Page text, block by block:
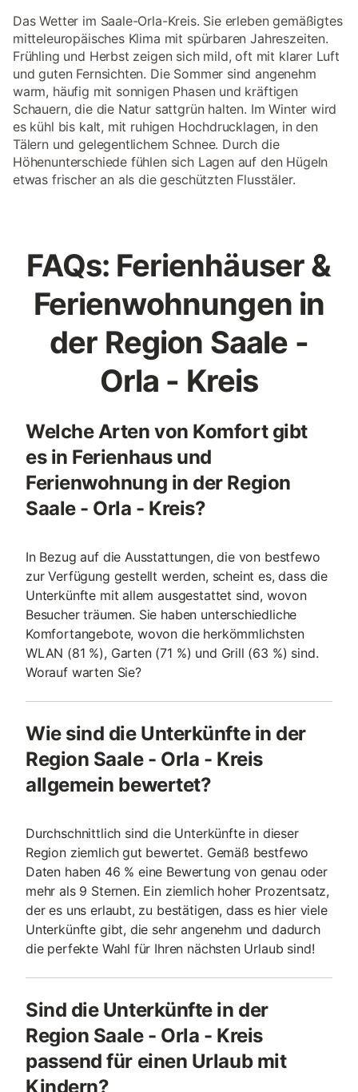
Das Wetter im Saale-Orla-Kreis. Sie erleben gemäßigtes
mitteleuropäisches Klima mit spürbaren Jahreszeiten.
Frühling und Herbst zeigen sich mild, oft mit klarer Luft
und guten Fernsichten. Die Sommer sind angenehm
warm, häufig mit sonnigen Phasen und kräftigen
Schauern, die die Natur sattgrün halten. Im Winter wird
es kühl bis kalt, mit ruhigen Hochdrucklagen, in den
Tälern und gelegentlichem Schnee. Durch die
Höhenunterschiede fühlen sich Lagen auf den Hügeln
etwas frischer an als die geschützten Flusstäler.
FAQs: Ferienhäuser &
Ferienwohnungen in
der Region Saale -
Orla - Kreis
Welche Arten von Komfort gibt
es in Ferienhaus und
Ferienwohnung in der Region
Saale - Orla - Kreis?
In Bezug auf die Ausstattungen, die von bestfewo
zur Verfügung gestellt werden, scheint es, dass die
Unterkünfte mit allem ausgestattet sind, wovon
Besucher träumen. Sie haben unterschiedliche
Komfortangebote, wovon die herkömmlichsten
WLAN (81 %), Garten (71 %) und Grill (63 %) sind.
Worauf warten Sie?
Wie sind die Unterkünfte in der
Region Saale - Orla - Kreis
allgemein bewertet?
Durchschnittlich sind die Unterkünfte in dieser
Region ziemlich gut bewertet. Gemäß bestfewo
Daten haben 46 % eine Bewertung von genau oder
mehr als 9 Sternen. Ein ziemlich hoher Prozentsatz,
der es uns erlaubt, zu bestätigen, dass es hier viele
Unterkünfte gibt, die sehr angenehm und dadurch
die perfekte Wahl für Ihren nächsten Urlaub sind!
Sind die Unterkünfte in der
Region Saale - Orla - Kreis
passend für einen Urlaub mit
Kindern?